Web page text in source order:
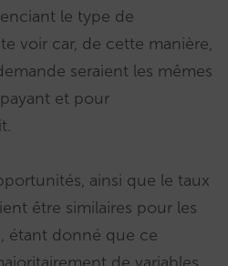
le type de
voir car, de cette manière,
seraient les mêmes
et pour
ainsi que le taux
être similaires pour les
étant donné que ce